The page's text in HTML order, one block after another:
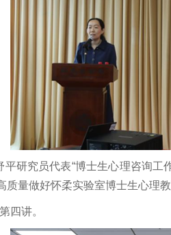
研究员代表“博士生心理咨询
质量做好怀柔实验室博士生心理
四讲。